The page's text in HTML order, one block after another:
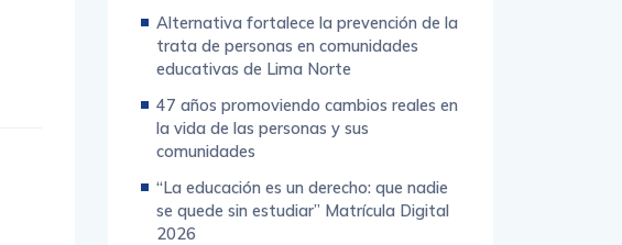
Alternativa fortalece la prevención de la
trata de personas en comunidades
educativas de Lima Norte
47 años promoviendo cambios reales en
la vida de las personas y sus
comunidades
“La educación es un derecho: que nadie
se quede sin estudiar” Matrícula Digital
2026